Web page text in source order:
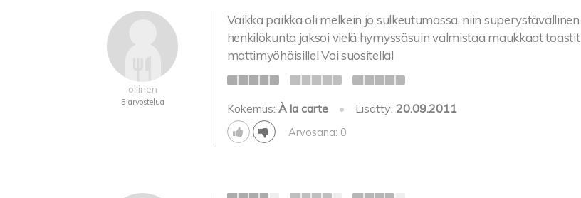
ollinen
5 arvostelua
Vaikka paikka oli melkein jo sulkeutumassa, niin superystävällinen
henkilökunta jaksoi vielä hymyssäsuin valmistaa maukkaat toastit
mattimyöhäisille! Voi suositella!
Kokemus: À la carte • Lisätty: 20.09.2011
Arvosana: 0